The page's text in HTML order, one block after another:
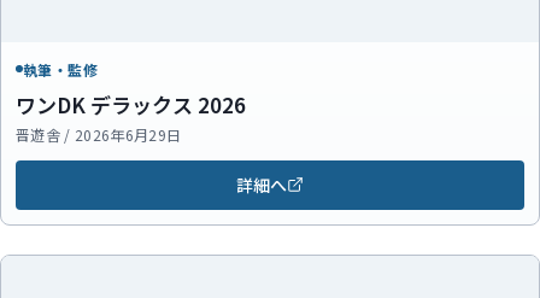
執筆・監修
ワンDK デラックス 2026
晋遊舎 / 2026年6月29日
詳細へ